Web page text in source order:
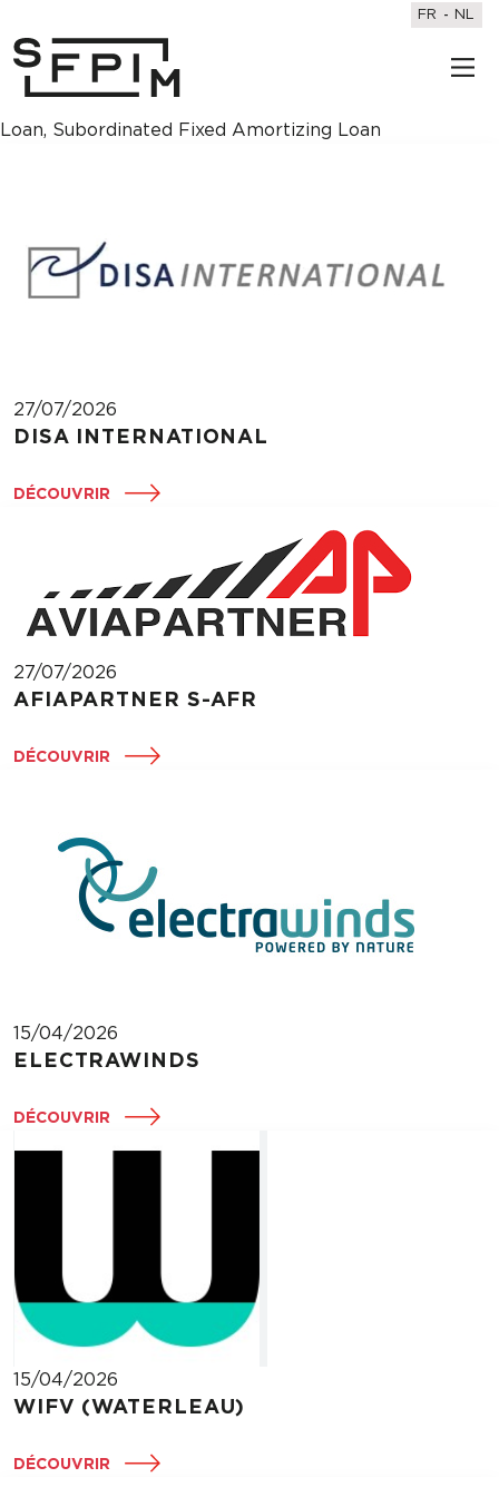
FR NL
Loan, Subordinated Fixed Amortizing Loan
27/07/2026
DISA INTERNATIONAL
DÉCOUVRIR
27/07/2026
AFIAPARTNER S-AFR
DÉCOUVRIR
15/04/2026
ELECTRAWINDS
DÉCOUVRIR
15/04/2026
WIFV (WATERLEAU)
DÉCOUVRIR